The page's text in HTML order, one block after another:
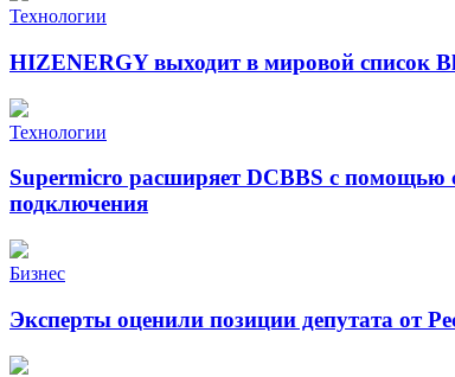
Технологии
HIZENERGY выходит в мировой список
Технологии
Supermicro расширяет DCBBS с помощью
подключения
Бизнес
Эксперты оценили позиции депутата от